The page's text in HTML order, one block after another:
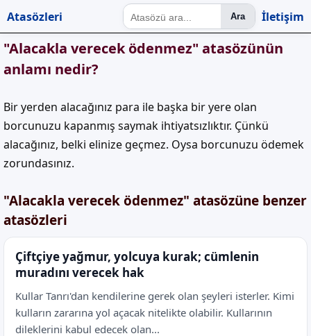
Atasözleri Ara İletişim
"Alacakla verecek ödenmez" atasözünün
anlamı nedir?
Bir yerden alacağınız para ile başka bir yere olan
borcunuzu kapanmış saymak ihtiyatsızlıktır. Çünkü
alacağınız, belki elinize geçmez. Oysa borcunuzu ödemek
zorundasınız.
"Alacakla verecek ödenmez" atasözüne benzer
atasözleri
Çiftçiye yağmur, yolcuya kurak; cümlenin
muradını verecek hak
Kullar Tanrı'dan kendilerine gerek olan şeyleri isterler. Kimi
kulların zararına yol açacak nitelikte olabilir. Kullarının
dileklerini kabul edecek olan...